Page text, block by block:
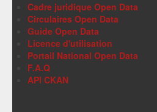
Cadre juridique Open Data
Circulaires Open Data
Guide Open Data
Licence d'utilisation
Portail National Open Data
F.A.Q
API CKAN